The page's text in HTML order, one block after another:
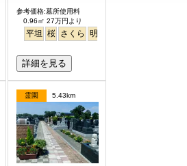
柵付）参考価格:墓所使用料
0.96㎡ 27万円より
平坦 桜 さくら 明るい
詳細を見る
霊園 5.43km